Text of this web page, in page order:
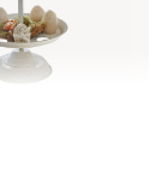
Delixor